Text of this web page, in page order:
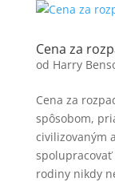
Cena za
od Harry
Cena za
spôsobom,
civilizovaným
rodiny nikdy